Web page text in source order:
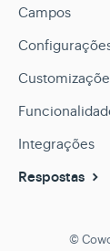
Campos
Integrações
Respostas
©